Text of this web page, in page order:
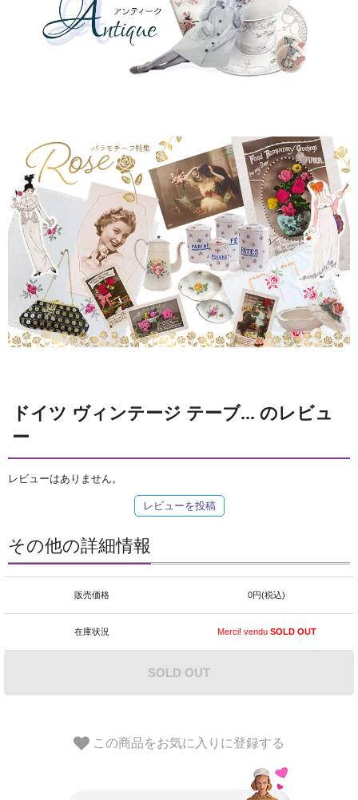
ドイツ ヴィンテージ テーブ... のレビュ
ー
レビューはありません。
レビューを投稿
その他の詳細情報
販売価格 0円(税込)
在庫状況 Merci! venduSOLD OUT
SOLD OUT
この商品をお気に入りに登録する